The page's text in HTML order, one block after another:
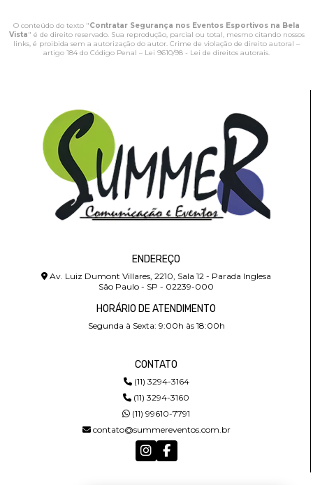
O conteúdo do texto "Contratar Segurança nos Eventos Esportivos na Bela
Vista" é de direito reservado. Sua reprodução, parcial ou total, mesmo citando nossos
links, é proibida sem a autorização do autor. Crime de violação de direito autoral –
artigo 184 do Código Penal – Lei 9610/98 - Lei de direitos autorais.
ENDEREÇO
Av. Luiz Dumont Villares, 2210, Sala 12 - Parada Inglesa
São Paulo - SP - 02239-000
HORÁRIO DE ATENDIMENTO
Segunda à Sexta: 9:00h às 18:00h
CONTATO
(11) 3294-3164
(11) 3294-3160
(11) 99610-7791
contato@summereventos.com.br